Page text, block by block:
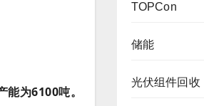
为6100吨。
TOPCon
储能
光伏组件回收